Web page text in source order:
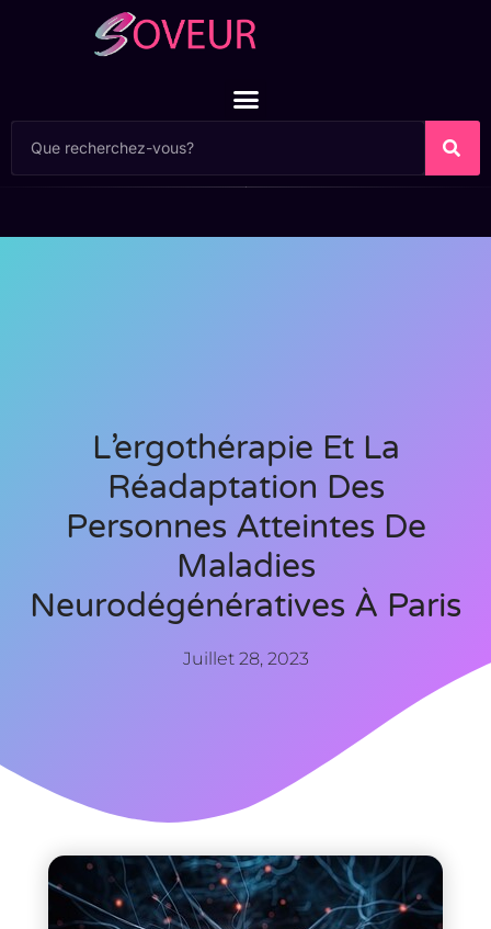
L’ergothérapie Et La
Réadaptation Des
Personnes Atteintes De
Maladies
Neurodégénératives À Paris
Juillet 28, 2023